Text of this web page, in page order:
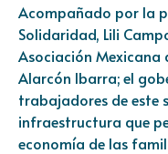
Acompañado por la
Solidaridad, Lili
Asociación Mexicana
Alarcón Ibarra; el
trabajadores de este
infraestructura que
economía de las